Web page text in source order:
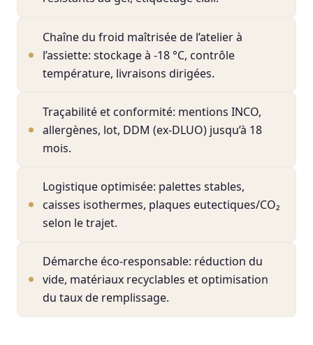
Chaîne du froid maîtrisée de l’atelier à
l’assiette: stockage à -18 °C, contrôle
température, livraisons dirigées.
Traçabilité et conformité: mentions INCO,
allergènes, lot, DDM (ex-DLUO) jusqu’à 18
mois.
Logistique optimisée: palettes stables,
caisses isothermes, plaques eutectiques/CO₂
selon le trajet.
Démarche éco-responsable: réduction du
vide, matériaux recyclables et optimisation
du taux de remplissage.